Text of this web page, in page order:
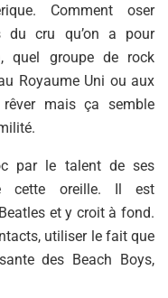
Comment oser
du cru qu’on a pour
quel groupe de rock
Royaume Uni ou aux
mais ça semble
par le talent de ses
cette oreille. Il est
et y croit à fond.
utiliser le fait que
des Beach Boys,